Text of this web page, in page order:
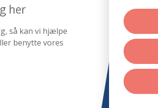
her
så kan vi hjælpe
benytte vores